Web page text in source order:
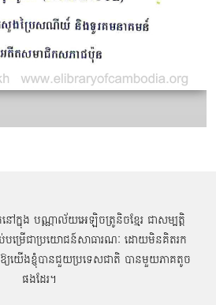
ក្នុង បណ្ណាល័យអេឡិចត្រូនិចខ្មែរ ជាសម្បតិ្ត
ប់បម្រើជាប្រយោជន៍សាធារណៈ ដោយមិនគិតរក
យយើងខ្ញុំបានជួយប្រទេសជាតិ បានមួយភាគតូច
ផងដែរ។